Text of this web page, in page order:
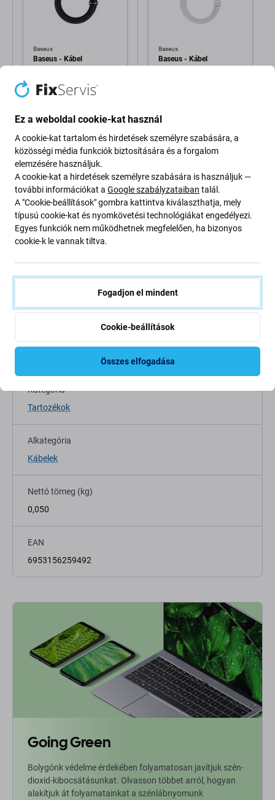
Baseus
Baseus - Kábel
RAKTÁRON 10+
Baseus
Baseus - Kábel
RAKTÁRON 10+
Kategória
Tartozékok
Alkategória
Kábelek
Nettó tömeg (kg)
0,050
EAN
6953156259492
Going Green
Bolygónk védelme érdekében folyamatosan javítjuk szén-
dioxid-kibocsátásunkat. Olvasson többet arról, hogyan
alakítjuk át folyamatainkat a szénlábnyomunk
Ez a weboldal cookie-kat használ
A cookie-kat tartalom és hirdetések személyre szabására, a
közösségi média funkciók biztosítására és a forgalom
elemzésére használjuk.
A cookie-kat a hirdetések személyre szabására is használjuk —
további információkat a Google szabályzataiban talál.
A "Cookie-beállítások" gombra kattintva kiválaszthatja, mely
típusú cookie-kat és nyomkövetési technológiákat engedélyezi.
Egyes funkciók nem működhetnek megfelelően, ha bizonyos
cookie-k le vannak tiltva.
Fogadjon el mindent
Cookie-beállítások
Összes elfogadása